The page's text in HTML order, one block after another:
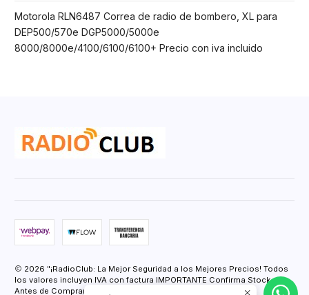
Motorola RLN6487 Correa de radio de bombero, XL para
DEP500/570e DGP5000/5000e
8000/8000e/4100/6100/6100+ Precio con iva incluido
2026 "¡RadioClub: La Mejor Seguridad a los Mejores Precios! Todos
los valores incluyen IVA con factura IMPORTANTE Confirma Stock
Antes de Comprar.".